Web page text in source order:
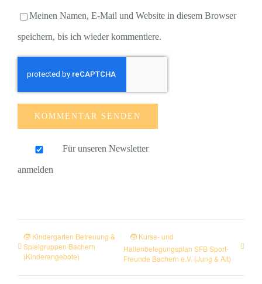
Meinen Namen, E-Mail und Website in diesem Browser
speichern, bis ich wieder kommentiere.
Für unseren Newsletter
anmelden
🧒 Kindergarten Betreuung &
Spielgruppen Bachern
(Kinderangebote)
🧒 Kurse- und
Hallenbelegungsplan SFB Sport-
Freunde Bachern e.V. (Jung & Alt)